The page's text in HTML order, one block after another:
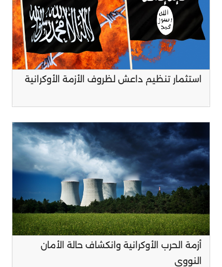
استثمار تنظيم داعش لظروف الأزمة الأوكرانية
أزمة الحرب الأوكرانية وانكشاف حالة الأمان
النووي